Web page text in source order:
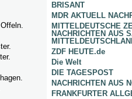
BRISANT
MDR AKTUELL
MITTELDEUTSCHE
NACHRICHTEN AUS
ZDF HEUTE.de
Die Welt
DIE TAGESPOST
NACHRICHTEN AUS
FRANKFURTER